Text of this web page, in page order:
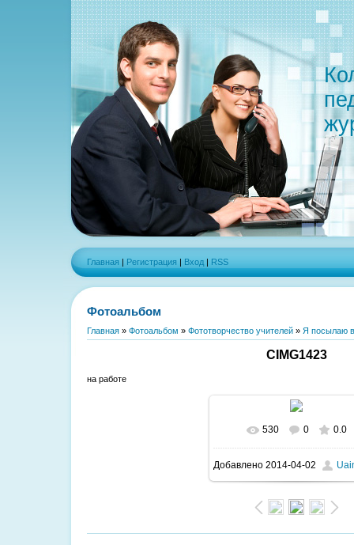
Главная | Регистрация | Вход | RSS
Фотоальбом
Главная » Фотоальбом » Фототворчество учителей » Я посылаю
CIMG1423
на работе
В реальном
1062x1600 / 133.1Kb
530 0 0.0
Добавлено 2014-04-02